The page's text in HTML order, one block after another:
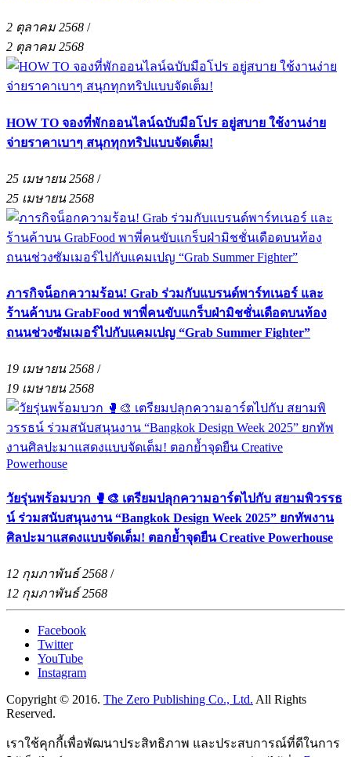
2 ตุลาคม 2568 /
2 ตุลาคม 2568
HOW TO จองที่พักออนไลน์ฉบับมือโปร อยู่สบาย ใช้งานง่าย
จ่ายราคาเบาๆ สนุกทุกทริปแบบจัดเต็ม!
25 เมษายน 2568 /
25 เมษายน 2568
ภารกิจน็อกความร้อน! Grab ร่วมกับแบรนด์พาร์ทเนอร์ และ
ร้านค้าบน GrabFood พาพี่คนขับแกร็บฝ่ามิชชั่นเดือดบนท้อง
ถนนช่วงซัมเมอร์ไปกับแคมเปญ “Grab Summer Fighter”
19 เมษายน 2568 /
19 เมษายน 2568
วัยรุ่นพร้อมบวก 🥊🎨 เตรียมปลุกความอาร์ตไปกับ สยามพิวรรธ
น์ ร่วมสนับสนุนงาน “Bangkok Design Week 2025” ยกทัพงาน
ศิลปะมาแสดงแบบจัดเต็ม! ตอกย้ำจุดยืน Creative Powerhouse
12 กุมภาพันธ์ 2568 /
12 กุมภาพันธ์ 2568
Facebook
Twitter
YouTube
Instagram
Copyright © 2016. The Zero Publishing Co., Ltd. All Rights
Reserved.
เราใช้คุกกี้เพื่อพัฒนาประสิทธิภาพ และประสบการณ์ที่ดีในการ